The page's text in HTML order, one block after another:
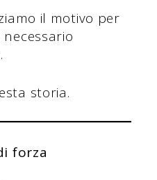
il motivo per
storia.
forza